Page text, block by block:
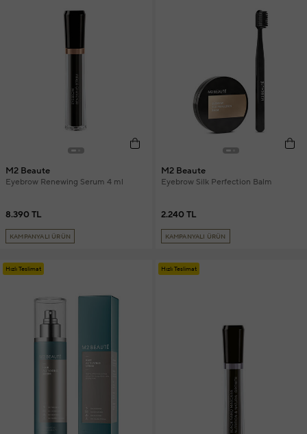
M2 Beaute
Eyebrow Renewing Serum 4 ml
8.390 TL
KAMPANYALI ÜRÜN
M2 Beaute
Eyebrow Silk Perfection Balm
2.240 TL
KAMPANYALI ÜRÜN
Hızlı Teslimat Hızlı Teslimat